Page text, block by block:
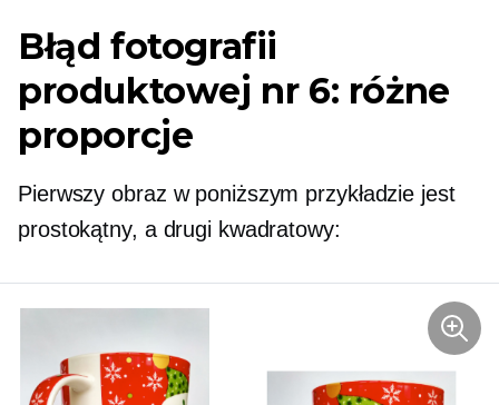
Błąd fotografii
produktowej nr 6: różne
proporcje
Pierwszy obraz w poniższym przykładzie jest
prostokątny, a drugi kwadratowy: